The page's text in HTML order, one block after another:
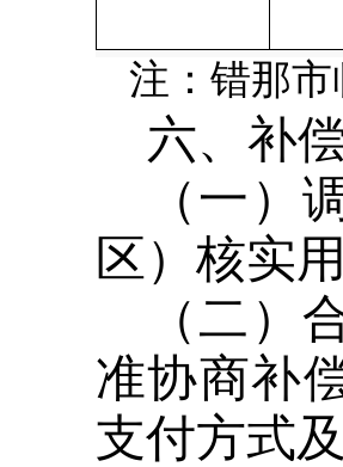
注：错那
六、补
（一）
区）核实
（二）
准协商补
支付方式